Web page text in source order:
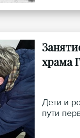
храма
Дети и
пути